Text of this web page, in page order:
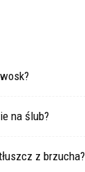
na ślub?
z brzucha?